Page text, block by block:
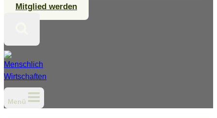
Mitglied werden
Menü